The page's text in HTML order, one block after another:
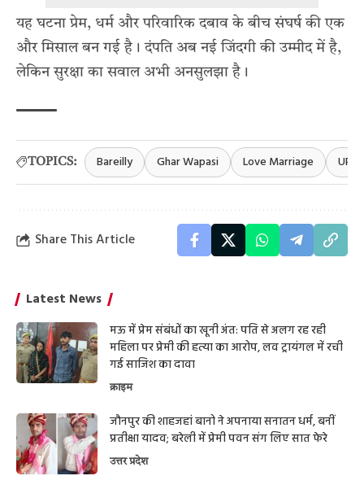
यह घटना प्रेम, धर्म और परिवारिक दबाव के बीच संघर्ष की एक
और मिसाल बन गई है। दंपति अब नई जिंदगी की उम्मीद में है,
लेकिन सुरक्षा का सवाल अभी अनसुलझा है।
TOPICS: Bareilly Ghar Wapasi Love Marriage UP
Share This Article
Latest News
मऊ में प्रेम संबंधों का खूनी अंत: पति से अलग रह रही
महिला पर प्रेमी की हत्या का आरोप, लव ट्रायंगल में रची
गई साजिश का दावा
क्राइम
जौनपुर की शाहजहां बानो ने अपनाया सनातन धर्म, बनीं
प्रतीक्षा यादव; बरेली में प्रेमी पवन संग लिए सात फेरे
उत्तर प्रदेश